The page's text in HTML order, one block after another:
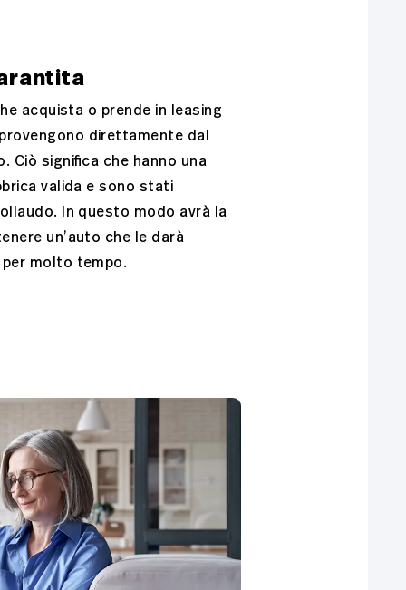
acquista o prende in leasing
direttamente dal
Ciò significa che hanno una
valida e sono stati
In questo modo avrà la
un’auto che le darà
molto tempo.